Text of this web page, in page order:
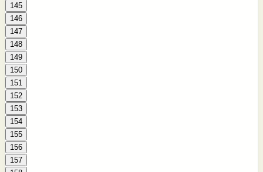
145
146
147
148
149
150
151
152
153
154
155
156
157